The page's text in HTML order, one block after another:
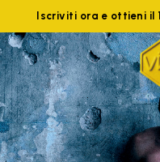
Iscriviti ora e ottieni il